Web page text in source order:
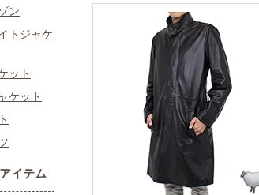
ン
トジャケ
ット
ケット
イテム